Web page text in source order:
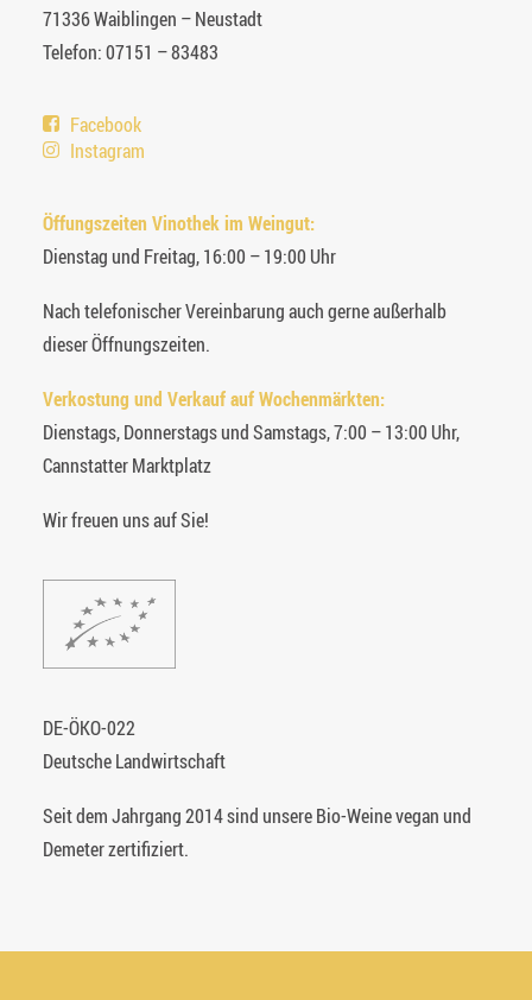
71336 Waiblingen – Neustadt
Telefon: 07151 – 83483
Facebook
Instagram
Öffungszeiten Vinothek im Weingut:
Dienstag und Freitag, 16:00 – 19:00 Uhr
Nach telefonischer Vereinbarung auch gerne außerhalb
dieser Öffnungszeiten.
Verkostung und Verkauf auf Wochenmärkten:
Dienstags, Donnerstags und Samstags, 7:00 – 13:00 Uhr,
Cannstatter Marktplatz
Wir freuen uns auf Sie!
DE-ÖKO-022
Deutsche Landwirtschaft
Seit dem Jahrgang 2014 sind unsere Bio-Weine vegan und
Demeter zertifiziert.